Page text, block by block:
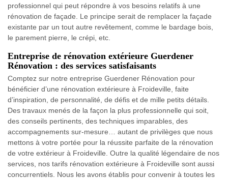
professionnel qui peut répondre à vos besoins relatifs à une
rénovation de façade. Le principe serait de remplacer la façade
existante par un tout autre revêtement, comme le bardage bois,
le parement pierre, le crépi, etc.
Entreprise de rénovation extérieure Guerdener
Rénovation : des services satisfaisants
Comptez sur notre entreprise Guerdener Rénovation pour
bénéficier d’une rénovation extérieure à Froideville, faite
d’inspiration, de personnalité, de défis et de mille petits détails.
Des travaux menés de la façon la plus professionnelle qui soit,
des conseils pertinents, des techniques imparables, des
accompagnements sur-mesure… autant de privilèges que nous
mettons à votre portée pour la réussite parfaite de la rénovation
de votre extérieur à Froideville. Outre la qualité légendaire de nos
services, nos tarifs rénovation extérieure à Froideville sont aussi
concurrentiels. Nous les avons établis pour convenir à toutes les